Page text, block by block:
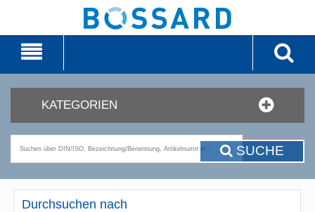
KATEGORIEN
SUCHE
Durchsuchen nach